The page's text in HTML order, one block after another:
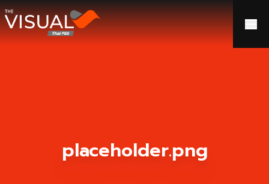
ข้ามไปยังเนื้อหา
placeholder.png